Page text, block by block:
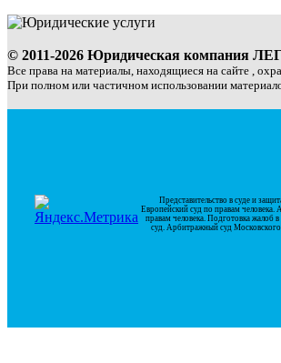
© 2011-2026 Юридическая компания
Все права на материалы, находящиеся на сайте ,
При полном или частичном использовании
Представительство в суде и
Европейский суд по правам
правам человека. Подготовка
суд. Арбитражный суд